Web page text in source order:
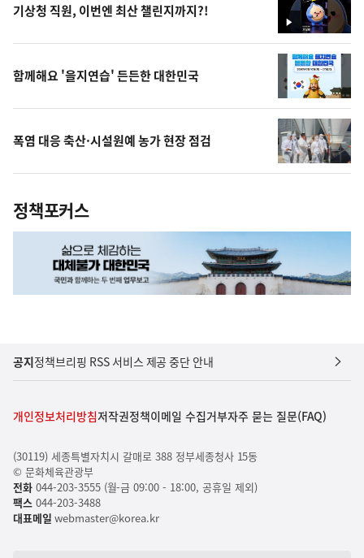
영
상
기상청 직원, 이번엔 최산 챌린지까지?!
함께해요 '을지연습' 든든한 대한민국
폭염 대응 축산·시설원예 농가 현장 점검
정책포커스
공지정책브리핑 RSS 서비스 제공 중단 안내
개인정보처리방침저작권정책이메일 수집거부자주 묻는 질문(FAQ)
(30119) 세종특별자치시 갈매로 388 정부세종청사 15동
© 문화체육관광부
전화044-203-3555 (월-금 09:00 - 18:00, 공휴일 제외)
팩스044-203-3488
대표메일 webmaster@korea.kr